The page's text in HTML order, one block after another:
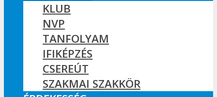
KLUB
NVP
TANFOLYAM
IFIKÉPZÉS
CSEREÚT
SZAKMAI SZAKKÖR